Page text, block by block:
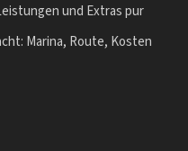
und Extras pur
Marina, Route, Kosten